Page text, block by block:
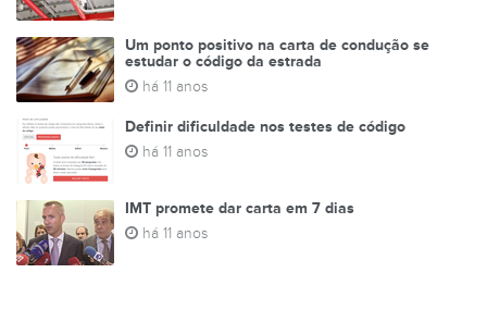
Um ponto positivo na carta de condução se
estudar o código da estrada
há 11 anos
Definir dificuldade nos testes de código
há 11 anos
IMT promete dar carta em 7 dias
há 11 anos